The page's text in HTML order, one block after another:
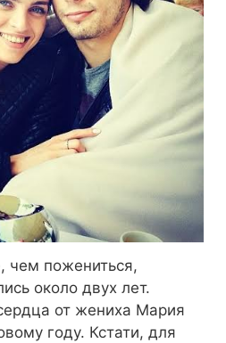
чем пожениться,
около двух лет.
от жениха Мария
году. Кстати, для